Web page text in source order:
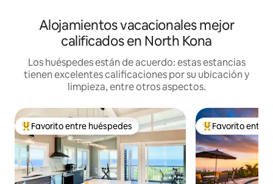
Alojamientos vacacionales mejor
calificados en North Kona
Los huéspedes están de acuerdo: estas estancias
tienen excelentes calificaciones por su ubicación y
limpieza, entre otros aspectos.
De los mejores en Favorito entre huéspedes
Favorito entre huéspedes De los mejores
Favorito entre